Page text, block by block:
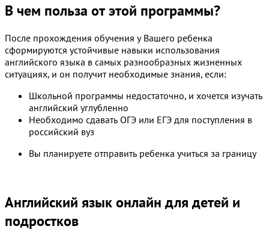
В чем польза от этой программы?
После прохождения обучения у Вашего ребенка
сформируются устойчивые навыки использования
английского языка в самых разнообразных жизненных
ситуациях, и он получит необходимые знания, если:
Школьной программы недостаточно, и хочется изучать
английский углубленно
Необходимо сдавать ОГЭ или ЕГЭ для поступления в
российский вуз
Вы планируете отправить ребенка учиться за границу
Английский язык онлайн для детей и
подростков